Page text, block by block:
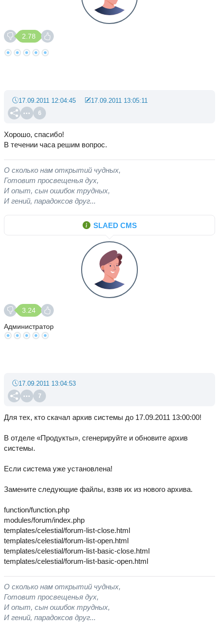
2.78
6
17.09.2011 12:04:45 17.09.2011 13:05:11
Хорошо, спасибо!
В течении часа решим вопрос.
О сколько нам открытий чудных,
Готовит просвещенья дух,
И опыт, сын ошибок трудных,
И гений, парадоксов друг...
SLAED CMS
3.24
Администратор
7
17.09.2011 13:04:53
Для тех, кто скачал архив системы до 17.09.2011 13:00:00!
В отделе «Продукты», сгенерируйте и обновите архив
системы.
Если система уже установлена!
Замените следующие файлы, взяв их из нового архива.
function/function.php
modules/forum/index.php
templates/celestial/forum-list-close.html
templates/celestial/forum-list-open.html
templates/celestial/forum-list-basic-close.html
templates/celestial/forum-list-basic-open.html
О сколько нам открытий чудных,
Готовит просвещенья дух,
И опыт, сын ошибок трудных,
И гений, парадоксов друг...